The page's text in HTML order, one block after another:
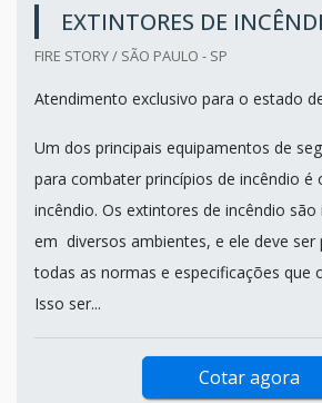
EXTINTORES DE
FIRE STORY / SÃO PAULO - SP
Atendimento exclusivo para o estado
Um dos principais equipamentos de
para combater princípios de incêndio é
incêndio. Os extintores de incêndio
em diversos ambientes, e ele deve ser
todas as normas e especificações que
Isso ser...
Cotar agora